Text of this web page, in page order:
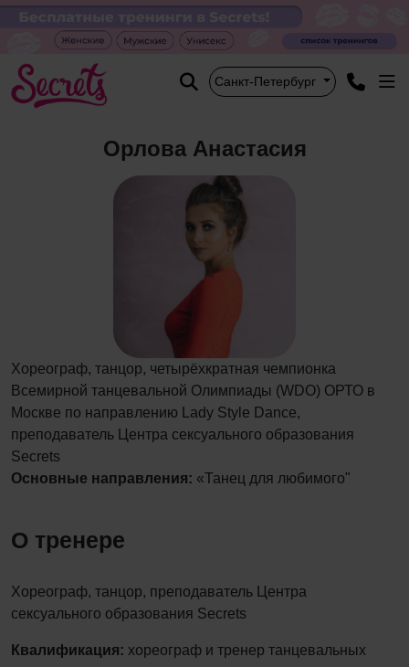
Санкт-Петербург
Орлова Анастасия
Хореограф, танцор, четырёхкратная чемпионка
Всемирной танцевальной Олимпиады (WDO) ОРТО в
Москве по направлению Lady Style Dance,
преподаватель Центра сексуального образования
Secrets
Основные направления: «Танец для любимого"
О тренере
Хореограф, танцор, преподаватель Центра
сексуального образования Secrets
Квалификация: хореограф и тренер танцевальных